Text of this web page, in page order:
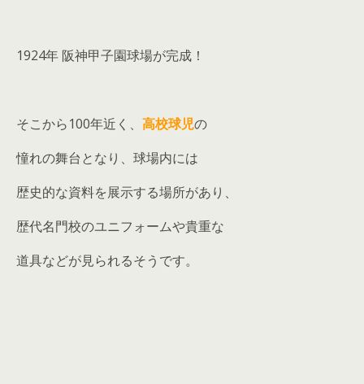
1924年 阪神甲子園球場が完成！
そこから100年近く、 高校球児の
憧れの舞台となり、球場内には
歴史的な資料を展示する場所があり、
歴代名門校のユニフォームや貴重な
道具などが見られるそうです。